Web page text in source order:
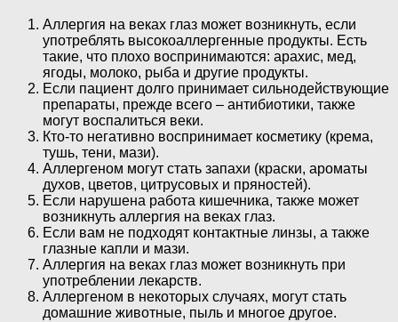
Аллергия на веках глаз может возникнуть, если
употреблять высокоаллергенные продукты. Есть
такие, что плохо воспринимаются: арахис, мед,
ягоды, молоко, рыба и другие продукты.
Если пациент долго принимает сильнодействующие
препараты, прежде всего – антибиотики, также
могут воспалиться веки.
Кто-то негативно воспринимает косметику (крема,
тушь, тени, мази).
Аллергеном могут стать запахи (краски, ароматы
духов, цветов, цитрусовых и пряностей).
Если нарушена работа кишечника, также может
возникнуть аллергия на веках глаз.
Если вам не подходят контактные линзы, а также
глазные капли и мази.
Аллергия на веках глаз может возникнуть при
употреблении лекарств.
Аллергеном в некоторых случаях, могут стать
домашние животные, пыль и многое другое.